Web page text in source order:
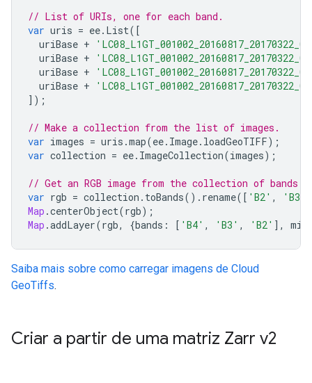
// List of URIs, one for each band.
var uris = ee. List([
uriBase +
uriBase +
uriBase +
uriBase +
]);
// Make a collection from the list of images.
var images = uris .map(ee. Image. loadGeoTIFF);
var collection = ee. ImageCollection(images);
// Get an RGB image from the collection of bands.
var rgb = collection . toBands(). rename([ 'B2' , 'B3'
Map .centerObject(rgb);
Map .addLayer(rgb, {bands : [ 'B4' , 'B3' , 'B2' ], min
Saiba mais sobre como carregar imagens de Cloud
GeoTiffs.
Criar a partir de uma matriz Zarr v2